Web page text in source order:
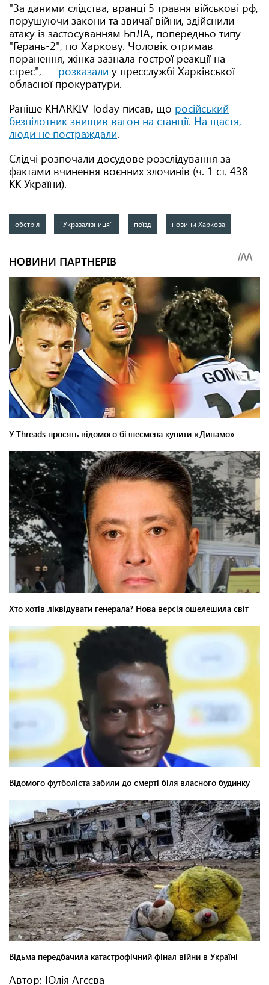
"За даними слідства, вранці 5 травня військові рф,
порушуючи закони та звичаї війни, здійснили
атаку із застосуванням БпЛА, попередньо типу
"Герань-2", по Харкову. Чоловік отримав
поранення, жінка зазнала гострої реакції на
стрес", — розказали у пресслужбі Харківської
обласної прокуратури.
Раніше KHARKIV Today писав, що російський
безпілотник знищив вагон на станції. На щастя,
люди не постраждали.
Слідчі розпочали досудове розслідування за
фактами вчинення воєнних злочинів (ч. 1 ст. 438
КК України).
обстріл "Укразалізниця" поїзд новини Харкова
Автор: Юлія Агєєва